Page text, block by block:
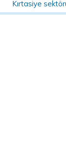
Kırtasiye